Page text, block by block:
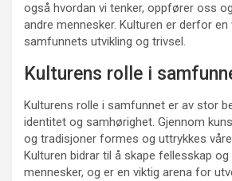
også hvordan vi tenker, oppfører oss
andre mennesker. Kulturen er derfor
samfunnets utvikling og trivsel.
Kulturens rolle i
Kulturens rolle i samfunnet er av stor
identitet og samhørighet. Gjennom
og tradisjoner formes og uttrykkes
Kulturen bidrar til å skape fellesskap
mennesker, og er en viktig arena for